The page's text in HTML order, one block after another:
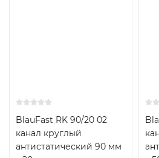
BlauFast RK 90/20 02
канал круглый
антистатический 90 мм